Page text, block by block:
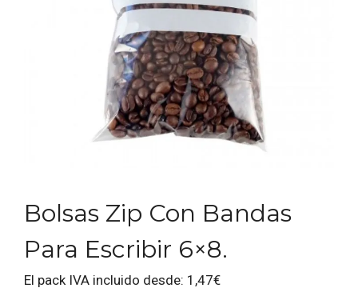
Bolsas Zip Con Bandas
Para Escribir 6×8.
El pack IVA incluido desde: 1,47€